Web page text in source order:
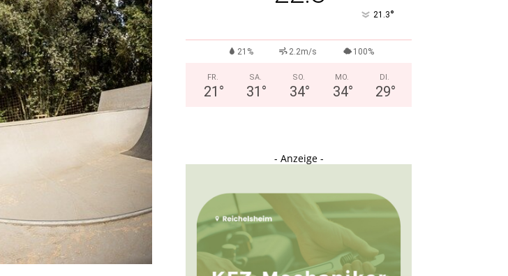
21.3°
21% 2.2m/s 100%
FR.
21 °
SA.
31 °
SO.
34°
MO.
34°
DI.
29°
- Anzeige -